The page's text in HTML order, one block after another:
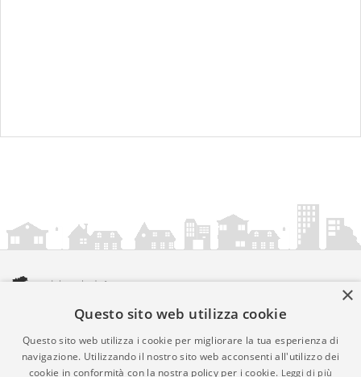
amministrazionicomunali.it è una iniziativa diartemedia.it
© Copyright MMXXIV - P.IVA 05400000724
Informazioni sul servizio |Informativa Privacy| Informativa
×
Questo sito web utilizza cookie
Questo sito web utilizza i cookie per migliorare la tua esperienza di
navigazione. Utilizzando il nostro sito web acconsenti all'utilizzo dei
cookie in conformità con la nostra policy per i cookie. Leggi di più